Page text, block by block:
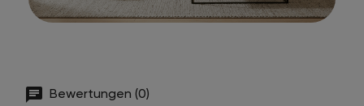
Bewertungen (0)